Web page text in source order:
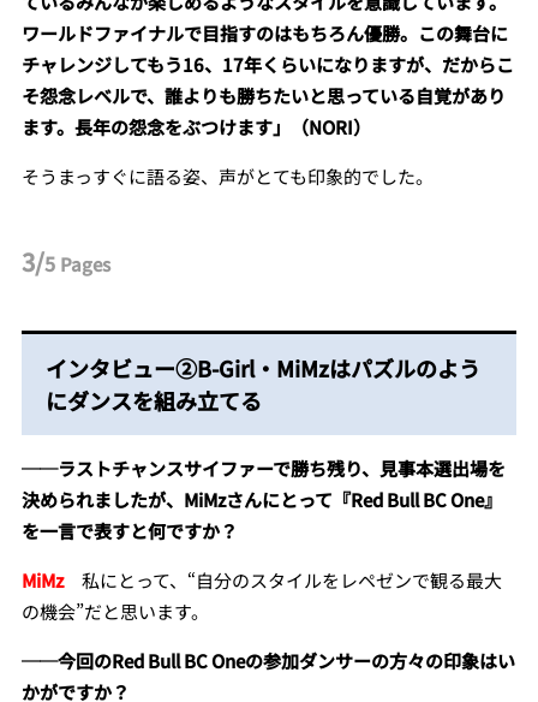
ワールドファイナルで目指すのはもちろん優勝。この舞台に
チャレンジしてもう16、17年くらいになりますが、だからこ
そ怨念レベルで、誰よりも勝ちたいと思っている自覚があり
ます。長年の怨念をぶつけます」（NORI）
そうまっすぐに語る姿、声がとても印象的でした。
3/5 Pages
インタビュー②B-Girl・MiMzはパズルのよう
にダンスを組み立てる
──ラストチャンスサイファーで勝ち残り、見事本選出場を
決められましたが、MiMzさんにとって『Red Bull BC One』
を一言で表すと何ですか？
MiMz私にとって、“自分のスタイルをレペゼンで観る最大
の機会”だと思います。
──今回のRed Bull BC Oneの参加ダンサーの方々の印象はい
かがですか？